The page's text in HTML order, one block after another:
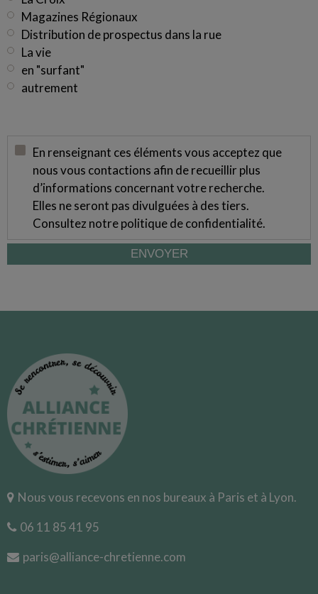
Magazines Régionaux
Distribution de prospectus dans la rue
La vie
en "surfant"
autrement
En renseignant ces éléments vous acceptez que
nous vous contactions afin de recueillir plus
d’informations concernant votre recherche.
Elles ne seront pas divulguées à des tiers.
Consultez notrepolitique de confidentialité.
Nous vous recevons en nos bureaux à Paris et à Lyon.
06 11 85 41 95
paris@alliance-chretienne.com